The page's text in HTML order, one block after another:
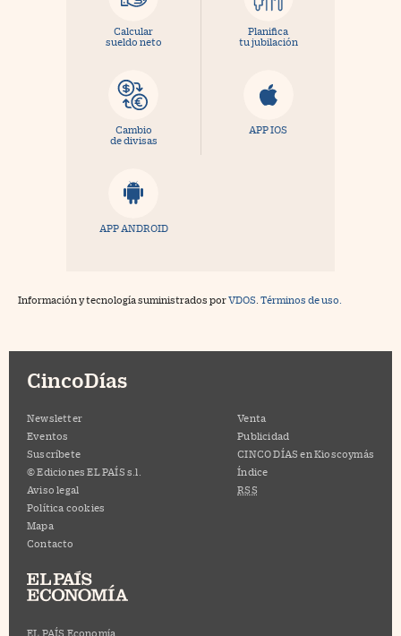
Calcular
sueldo neto
Planifica
tu jubilación
Cambio
de divisas
APP IOS
APP ANDROID
Información y tecnología suministrados porVDOS Términos de uso.
CincoDías
Newsletter
Eventos
Suscríbete
© Ediciones EL PAÍS s.l.
Aviso legal
Política cookies
Mapa
Contacto
Venta
Publicidad
CINCO DÍAS en Kioscoymás
Índice
RSS
EL PAÍS Economía